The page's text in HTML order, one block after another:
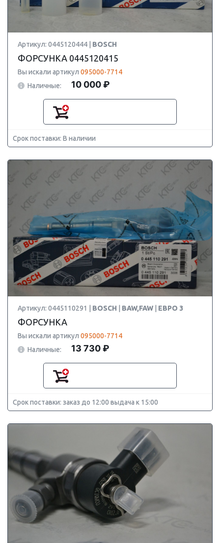
Артикул: 0445120444 | BOSCH
ФОРСУНКА 0445120415
Вы искали артикул 095000-7714
Наличные:
10 000 ₽
Срок поставки: В наличии
Артикул: 0445110291 | BOSCH BAW,FAW ЕВРО 3
ФОРСУНКА
Вы искали артикул 095000-7714
Наличные:
13 730 ₽
Срок поставки: заказ до 12:00 выдача к 15:00